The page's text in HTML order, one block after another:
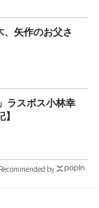
矢作のお父さ
ラスボス小林幸
Recommended by